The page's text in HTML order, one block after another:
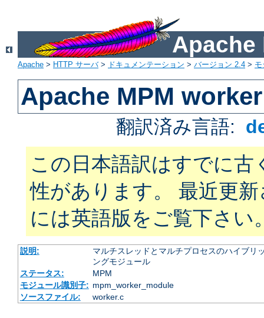
Apache
Apache > HTTP サーバ> ドキュメンテーション > バージョン 2.4 >
Apache MPM worker
翻訳済み言語:
この日本語訳はすでに古
性があります。 最近更
には英語版をご覧下さい
説明:
マルチスレッドとマルチプロセスのハイブリ
ングモジュール
ステータス:
MPM
モジュール識別子: mpm_worker_module
ソースファイル:
worker.c